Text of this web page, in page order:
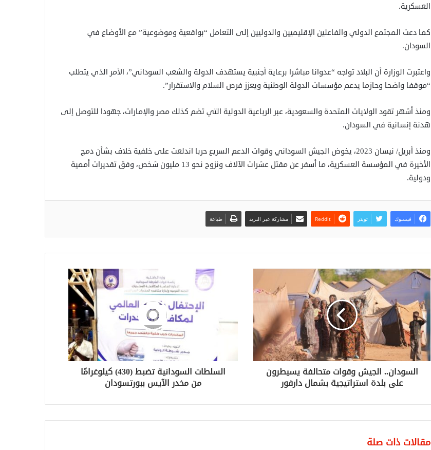
العسكرية.
كما دعت المجتمع الدولي والفاعلين الإقليميين والدوليين إلى التعامل “بواقعية وموضوعية” مع الأوضاع في
السودان.
واعتبرت الوزارة أن البلاد تواجه “عدوانا مباشرا برعاية أجنبية يستهدف الدولة والشعب السوداني”، الأمر الذي يتطلب
“موقفا واضحا وحازما يدعم مؤسسات الدولة الوطنية ويعزز فرص السلام والاستقرار”.
ومنذ أشهر تقود الولايات المتحدة والسعودية، عبر الرباعية الدولية التي تضم كذلك مصر والإمارات، جهودا للتوصل إلى
هدنة إنسانية في السودان.
ومنذ أبريل/ نيسان 2023، يخوض الجيش السوداني وقوات الدعم السريع حربا اندلعت على خلفية خلاف بشأن دمج
الأخيرة في المؤسسة العسكرية، ما أسفر عن مقتل عشرات الآلاف ونزوح نحو 13 مليون شخص، وفق تقديرات أممية
ودولية.
فيسبوك تويتر مشاركة عبر البريد طباعة
السودان.. الجيش وقوات متحالفة يسيطرون
على بلدة استراتيجية بشمال دارفور
السلطات السودانية تضبط (430) كيلوغرامًا
من مخدر الآيس ببورتسودان
مقالات ذات صلة